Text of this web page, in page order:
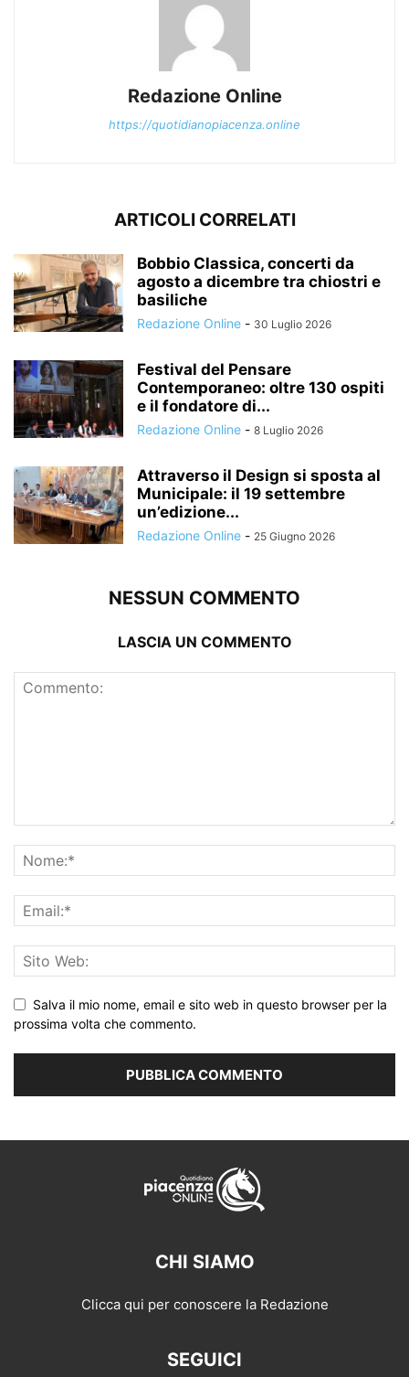
Redazione Online
https://quotidianopiacenza.online
ARTICOLI CORRELATI
Bobbio Classica, concerti da
agosto a dicembre tra chiostri e
basiliche
Redazione Online - 30 Luglio 2026
Festival del Pensare
Contemporaneo: oltre 130 ospiti
e il fondatore di...
Redazione Online - 8 Luglio 2026
Attraverso il Design si sposta al
Municipale: il 19 settembre
un’edizione...
Redazione Online - 25 Giugno 2026
NESSUN COMMENTO
LASCIA UN COMMENTO
Salva il mio nome, email e sito web in questo browser per la
prossima volta che commento.
CHI SIAMO
Clicca qui per conoscere la Redazione
SEGUICI